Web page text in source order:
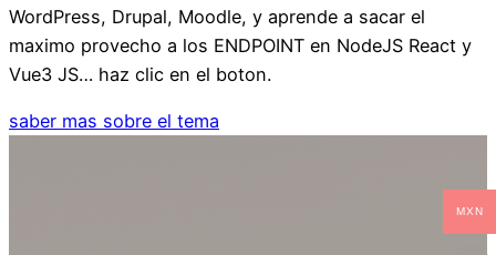
WordPress, Drupal, Moodle, y aprende a sacar el
maximo provecho a los ENDPOINT en NodeJS React y
Vue3 JS… haz clic en el boton.
saber mas sobre el tema
MXN